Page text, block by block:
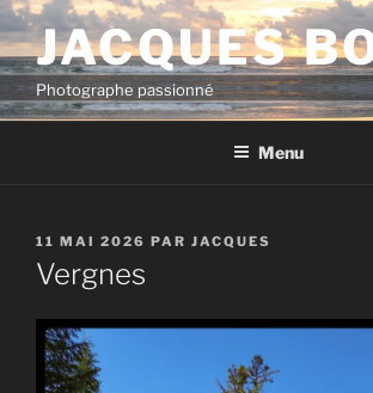
Aller
au
contenu
principal
JACQUES
Photographe passionné
Menu
PUBLIÉ
LE
11 MAI 2026 PAR JACQUES
Vergnes